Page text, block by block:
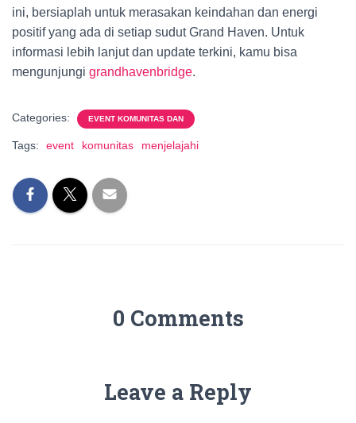
ini, bersiaplah untuk merasakan keindahan dan energi
positif yang ada di setiap sudut Grand Haven. Untuk
informasi lebih lanjut dan update terkini, kamu bisa
mengunjungi grandhavenbridge.
Categories: EVENT KOMUNITAS DAN
Tags: event komunitas menjelajahi
0 Comments
Leave a Reply